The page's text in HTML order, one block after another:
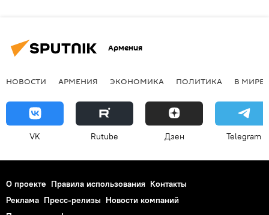
Армения
НОВОСТИ АРМЕНИЯ ЭКОНОМИКА ПОЛИТИКА В МИРЕ
VK Rutube Дзен Telegram
О проекте Правила использования Контакты
Реклама Пресс-релизы Новости компаний